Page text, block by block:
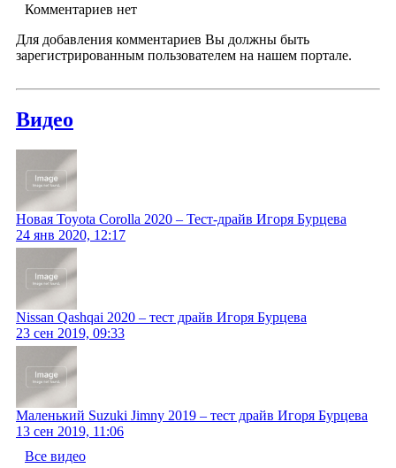
Комментариев нет
Для добавления комментариев Вы должны быть
зарегистрированным пользователем на нашем портале.
Видео
Новая Toyota Corolla 2020 – Тест-драйв Игоря Бурцева
24 янв 2020, 12:17
Nissan Qashqai 2020 – тест драйв Игоря Бурцева
23 сен 2019, 09:33
Маленький Suzuki Jimny 2019 – тест драйв Игоря Бурцева
13 сен 2019, 11:06
Все видео